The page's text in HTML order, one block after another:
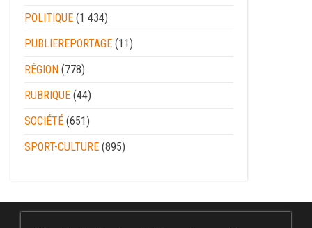
POLITIQUE (1 434)
PUBLIEREPORTAGE (11)
RÉGION (778)
RUBRIQUE (44)
SOCIÉTÉ (651)
SPORT-CULTURE (895)